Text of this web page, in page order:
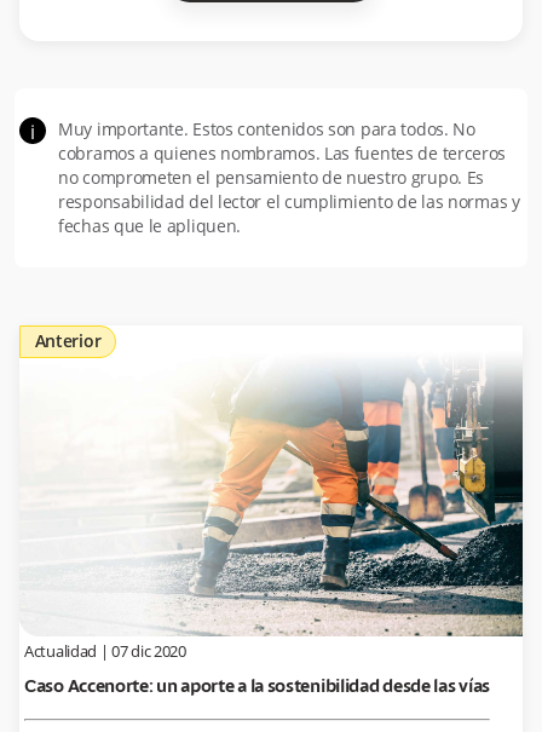
i
Muy importante. Estos contenidos son para todos. No
cobramos a quienes nombramos. Las fuentes de terceros
no comprometen el pensamiento de nuestro grupo. Es
responsabilidad del lector el cumplimiento de las normas y
fechas que le apliquen.
Anterior
Actualidad |07 dic 2020
Caso Accenorte: un aporte a la sostenibilidad desde las vías